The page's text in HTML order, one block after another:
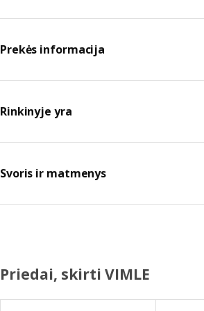
Prekės informacija
Rinkinyje yra
Svoris ir matmenys
Priedai, skirti VIMLE